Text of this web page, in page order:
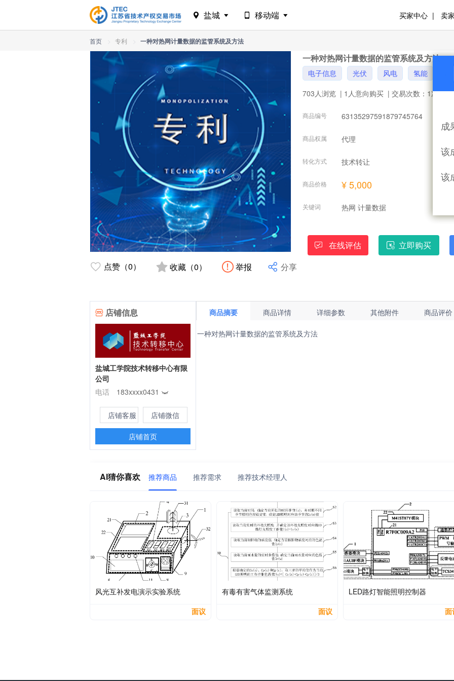
盐城 移动端 买家中心 卖
首页 专利 一种对热网计量数据的监管系统及方法
点赞（0） 收藏（0） 举报 分享
一种对热网计量数据的监管系统及方法
电子信息 光伏 风电 氢能
703人浏览 | 1人意向购买 | 交易次数：1次
商品编号 63135297591879745764
商品权属 代理
转化方式 技术转让
商品价格 ¥ 5,000
关键词 热网 计量数据
在线评估 立即购买
店铺信息
盐城工学院技术转移中心有限
公司
电话
183xxxx0431
店铺客服 店铺微信
店铺首页
商品摘要 商品详情 详细参数 其他附件 商品评价
一种对热网计量数据的监管系统及方法
AI猜你喜欢 推荐商品 推荐需求 推荐技术经理人
风光互补发电演示实验系统
面议
有毒有害气体监测系统
面议
LED路灯智能照明控制器
面
成
该
该